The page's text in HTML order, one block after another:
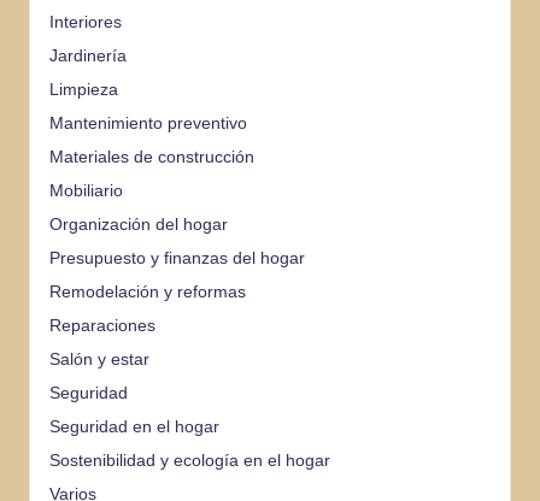
Interiores
Jardinería
Limpieza
Mantenimiento preventivo
Materiales de construcción
Mobiliario
Organización del hogar
Presupuesto y finanzas del hogar
Remodelación y reformas
Reparaciones
Salón y estar
Seguridad
Seguridad en el hogar
Sostenibilidad y ecología en el hogar
Varios